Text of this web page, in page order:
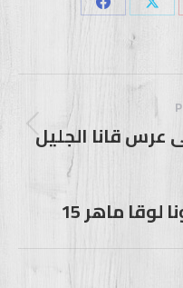
Share
Facebook
X
Post
navigation
عرس قانا الجليل
لوقا ماهر